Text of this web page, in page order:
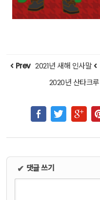
Prev 2021년 새해 인사말
2020년 산타크
✔ 댓글 쓰기